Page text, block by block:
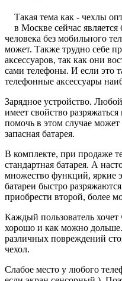
Такая тема как - чехлы
в Москве сейчас
человека без мобильного
может. Также трудно себе
аксессуаров, так как они
сами телефоны. И если это
телефонные аксессуары
Зарядное устройство. Любой
имеет свойство
помочь в этом случае может
запасная батарея.
В комплекте, при продаже
стандартная батарея. А
множество функций, яркие
батареи быстро
приобрести второй, более
Каждый пользователь хочет
хорошо и как можно
различных повреждений
чехол.
Слабое место у любого